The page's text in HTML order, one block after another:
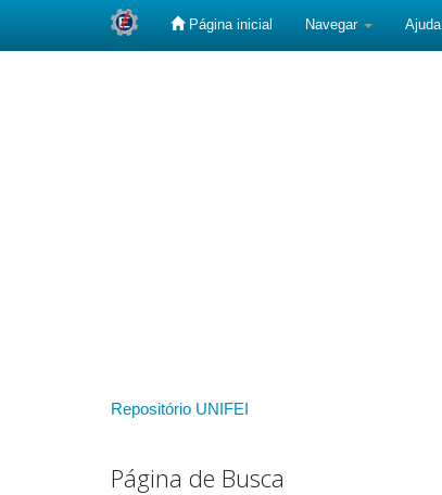
Página inicial Navegar Ajuda
Repositório UNIFEI
Página de Busca